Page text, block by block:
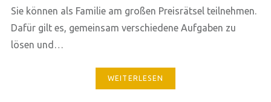
Sie können als Familie am großen Preisrätsel teilnehmen.
Dafür gilt es, gemeinsam verschiedene Aufgaben zu
lösen und…
WEITERLESEN